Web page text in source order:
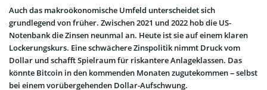
Auch das makroökonomische Umfeld unterscheidet sich
grundlegend von früher. Zwischen 2021 und 2022 hob die US-
Notenbank die Zinsen neunmal an. Heute ist sie auf einem klaren
Lockerungskurs. Eine schwächere Zinspolitik nimmt Druck vom
Dollar und schafft Spielraum für riskantere Anlageklassen. Das
könnte Bitcoin in den kommenden Monaten zugutekommen – selbst
bei einem vorübergehenden Dollar-Aufschwung.